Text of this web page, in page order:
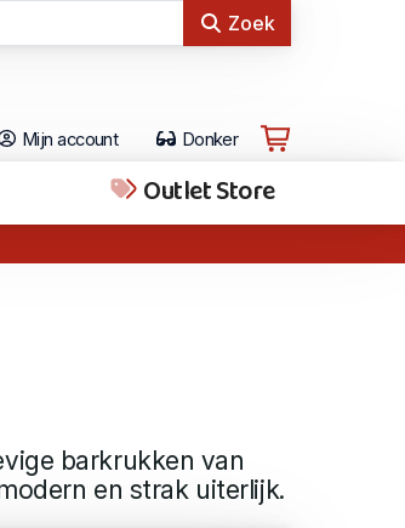
Zoek
Mijn account Donker
Outlet Store
barkrukken van
en strak uiterlijk.